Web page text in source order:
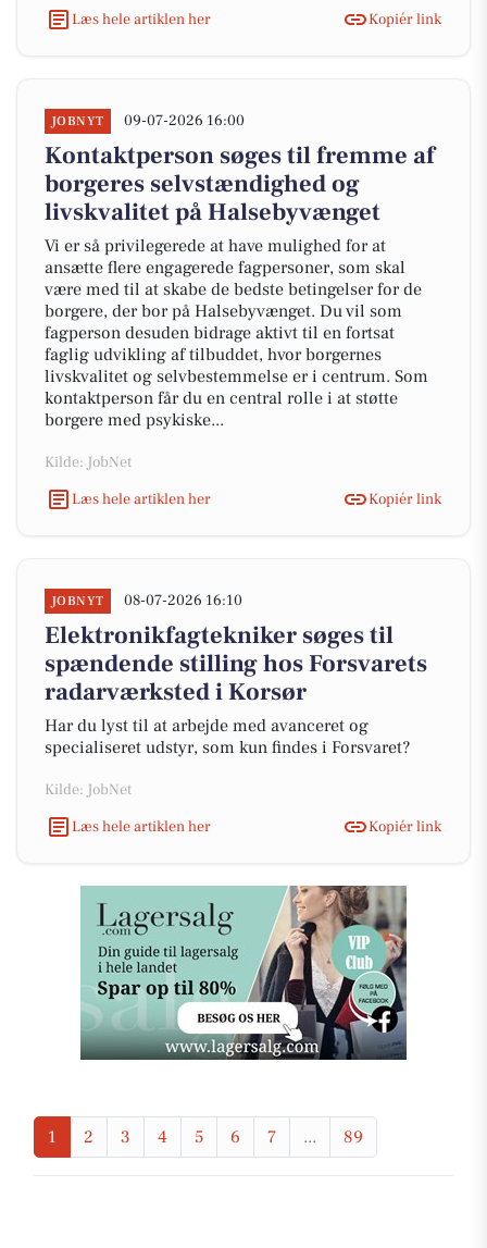
Læs hele artiklen her
Kopiér link
JOBNYT 09-07-2026 16:00
Kontaktperson søges til fremme af
borgeres selvstændighed og
livskvalitet på Halsebyvænget
Vi er så privilegerede at have mulighed for at
ansætte flere engagerede fagpersoner, som skal
være med til at skabe de bedste betingelser for de
borgere, der bor på Halsebyvænget. Du vil som
fagperson desuden bidrage aktivt til en fortsat
faglig udvikling af tilbuddet, hvor borgernes
livskvalitet og selvbestemmelse er i centrum. Som
kontaktperson får du en central rolle i at støtte
borgere med psykiske...
Kilde: JobNet
Læs hele artiklen her
Kopiér link
JOBNYT 08-07-2026 16:10
Elektronikfagtekniker søges til
spændende stilling hos Forsvarets
radarværksted i Korsør
Har du lyst til at arbejde med avanceret og
specialiseret udstyr, som kun findes i Forsvaret?
Kilde: JobNet
Læs hele artiklen her
Kopiér link
1 2 3 4 5 6 7 ... 89